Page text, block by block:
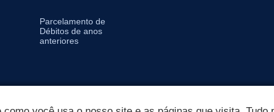
Parcelamento de
Débitos de anos
anteriores